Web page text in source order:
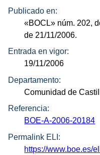
Publicado en:
«BOCL» núm. 202,
de 21/11/2006.
Entrada en vigor:
19/11/2006
Departamento:
Comunidad de
Referencia:
BOE-A-2006-20184
Permalink ELI:
https://www.boe.es/